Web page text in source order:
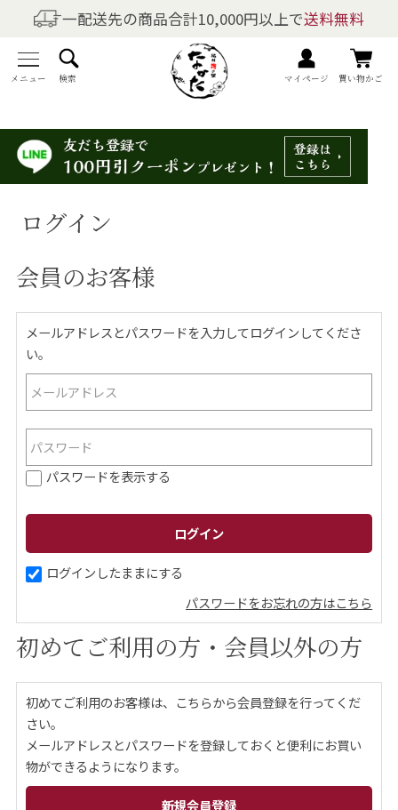
一配送先の商品合計10,000円以上で送料無料
メニュー 検索 マイページ 買い物かご
商品を探す
全商品一覧
梅干しの商品一覧
梅酒の商品一覧
梅製品・その他の商品一覧
メニュー
トップページ
マイページ
ご案内
ギフトサービス
について
お問い合わせ
0120-12-2486
【営業時間】8:30～17:30
休業日：日曜・祝日／土曜は不定休
お問い合わせフォームはこちら
ログイン
会員のお客様
メールアドレスとパスワードを入力してログインしてくださ
い。
パスワードを表示する
ログインしたままにする
パスワードをお忘れの方はこちら
初めてご利用の方・会員以外の方
初めてご利用のお客様は、こちらから会員登録を行ってくだ
さい。
メールアドレスとパスワードを登録しておくと便利にお買い
物ができるようになります。